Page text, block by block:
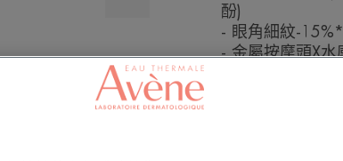
酚)
- 眼角細紋-
- 金屬按摩頭X水